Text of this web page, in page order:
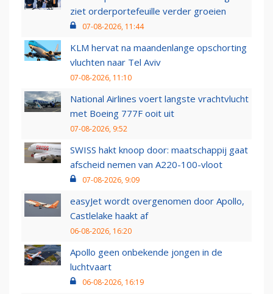
ziet orderportefeuille verder groeien
07-08-2026, 11:44
KLM hervat na maandenlange opschorting
vluchten naar Tel Aviv
07-08-2026, 11:10
National Airlines voert langste vrachtvlucht
met Boeing 777F ooit uit
07-08-2026, 9:52
SWISS hakt knoop door: maatschappij gaat
afscheid nemen van A220-100-vloot
07-08-2026, 9:09
easyJet wordt overgenomen door Apollo,
Castlelake haakt af
06-08-2026, 16:20
Apollo geen onbekende jongen in de
luchtvaart
06-08-2026, 16:19